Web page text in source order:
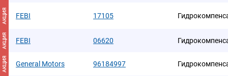
АКЦИЯ FEBI 17105
АКЦИЯ FEBI 06620
АКЦИЯ General Motors 96184997